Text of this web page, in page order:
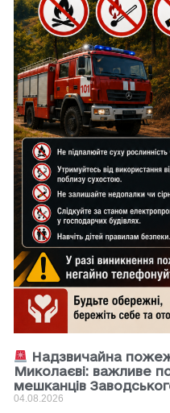
Надзвичайна
Миколаєві: важливе
мешканців
04.08.2026